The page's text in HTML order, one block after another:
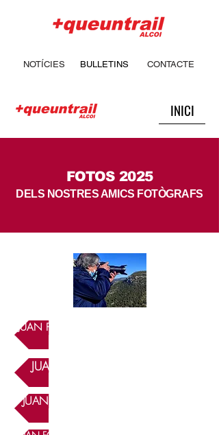
CONTACTE
BULLETINS
NOTÍCIES
INICI
FOTOS 2025
DELS NOSTRES AMICS FOTÒGRAFS
JUAN FCO. MARTINEZ - PLAÇA DE DINS
JUAN FCO. MARTÍNEZ - EIXIDA
JUAN FCO. MARTINEZ - PREVENTORI